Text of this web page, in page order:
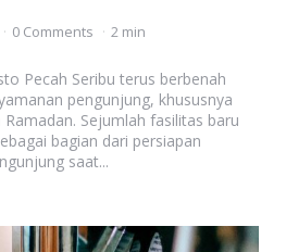
0 Comments 2 min
Pecah Seribu terus berbenah
pengunjung, khususnya
Sejumlah fasilitas baru
bagian dari persiapan
saat...